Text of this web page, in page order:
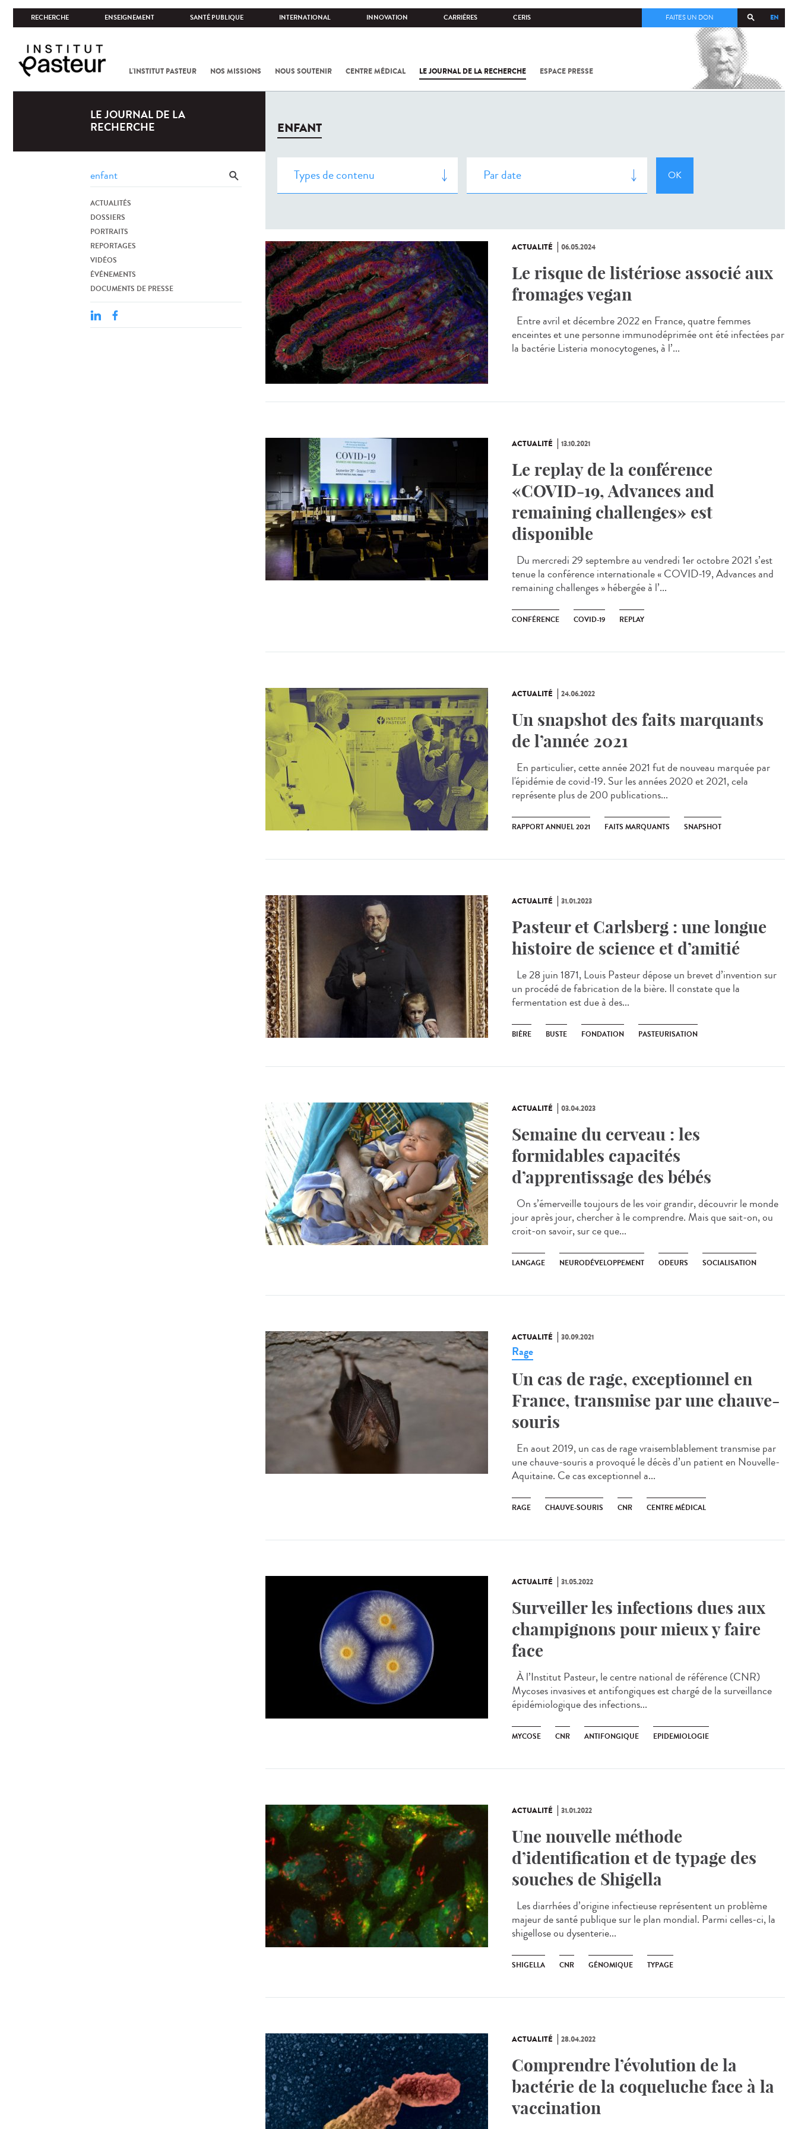
RECHERCHE ENSEIGNEMENT SANTÉ PUBLIQUE INTERNATIONAL INNOVATION CARRIÈRES CERIS EN
FAITES UN DON
L'INSTITUT PASTEUR NOS MISSIONS NOUS SOUTENIR CENTRE MÉDICAL LE JOURNAL DE LA RECHERCHE ESPACE PRESSE
COV-2 /
LE JOURNAL DE LA
RECHERCHE
ACTUALITÉS
DOSSIERS
PORTRAITS
REPORTAGES
VIDÉOS
ÉVÉNEMENTS
DOCUMENTS DE PRESSE
ENFANT
ACTUALITÉ 06.05.2024
Le risque de listériose associé aux
fromages vegan
Entre avril et décembre 2022 en France, quatre femmes
enceintes et une personne immunodéprimée ont été infectées par
la bactérie Listeria monocytogenes, à l’...
ACTUALITÉ 13.10.2021
Le replay de la conférence
«COVID-19, Advances and
remaining challenges» est
disponible
Du mercredi 29 septembre au vendredi 1er octobre 2021 s’est
tenue la conférence internationale « COVID-19, Advances and
remaining challenges » hébergée à l’...
CONFÉRENCE COVID-19 REPLAY
ACTUALITÉ 24.06.2022
Un snapshot des faits marquants
de l’année 2021
En particulier, cette année 2021 fut de nouveau marquée par
l'épidémie de covid-19. Sur les années 2020 et 2021, cela
représente plus de 200 publications...
RAPPORT ANNUEL 2021 FAITS MARQUANTS SNAPSHOT
ACTUALITÉ 31.01.2023
Pasteur et Carlsberg : une longue
histoire de science et d’amitié
Le 28 juin 1871, Louis Pasteur dépose un brevet d’invention sur
un procédé de fabrication de la bière. Il constate que la
fermentation est due à des...
BIÈRE BUSTE FONDATION PASTEURISATION
ACTUALITÉ 03.04.2023
Semaine du cerveau : les
formidables capacités
d’apprentissage des bébés
On s’émerveille toujours de les voir grandir, découvrir le monde
jour après jour, chercher à le comprendre. Mais que sait-on, ou
croit-on savoir, sur ce que...
LANGAGE NEURODÉVELOPPEMENT ODEURS SOCIALISATION
ACTUALITÉ 30.09.2021
Rage
Un cas de rage, exceptionnel en
France, transmise par une chauve-
souris
En aout 2019, un cas de rage vraisemblablement transmise par
une chauve-souris a provoqué le décès d’un patient en Nouvelle-
Aquitaine. Ce cas exceptionnel a...
RAGE CHAUVE-SOURIS CNR CENTRE MÉDICAL
ACTUALITÉ 31.05.2022
Surveiller les infections dues aux
champignons pour mieux y faire
face
À l’Institut Pasteur, le centre national de référence (CNR)
Mycoses invasives et antifongiques est chargé de la surveillance
épidémiologique des infections...
MYCOSE CNR ANTIFONGIQUE EPIDEMIOLOGIE
ACTUALITÉ 31.01.2022
Une nouvelle méthode
d’identification et de typage des
souches de Shigella
Les diarrhées d’origine infectieuse représentent un problème
majeur de santé publique sur le plan mondial. Parmi celles-ci, la
shigellose ou dysenterie...
SHIGELLA CNR GÉNOMIQUE TYPAGE
ACTUALITÉ 28.04.2022
Comprendre l’évolution de la
bactérie de la coqueluche face à la
vaccination